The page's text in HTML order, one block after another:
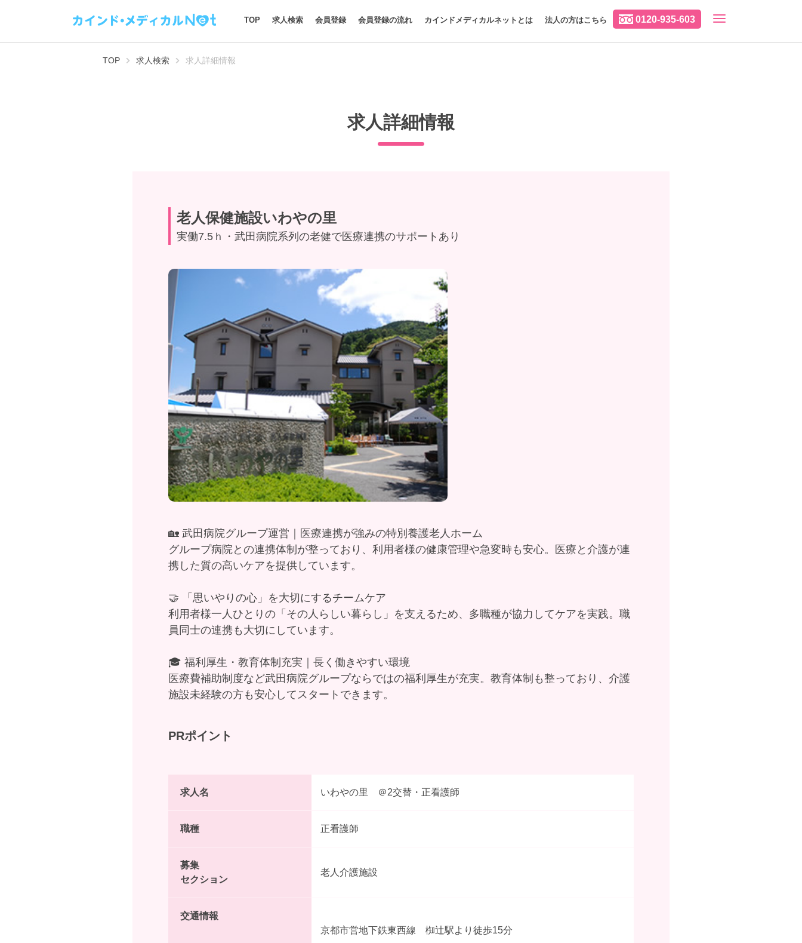
0120-935-603
TOP 求人検索 会員登録 会員登録の流れ カインドメディカルネットとは 法人の方はこちら
TOP 求人検索 求人詳細情報
求人詳細情報
老人保健施設いわやの里
実働7.5ｈ・武田病院系列の老健で医療連携のサポートあり
🏡 武田病院グループ運営｜医療連携が強みの特別養護老人ホーム
グループ病院との連携体制が整っており、利用者様の健康管理や急変時も安心。医療と介護が連
携した質の高いケアを提供しています。
🤝 「思いやりの心」を大切にするチームケア
利用者様一人ひとりの「その人らしい暮らし」を支えるため、多職種が協力してケアを実践。職
員同士の連携も大切にしています。
🎓 福利厚生・教育体制充実｜長く働きやすい環境
医療費補助制度など武田病院グループならではの福利厚生が充実。教育体制も整っており、介護
施設未経験の方も安心してスタートできます。
PRポイント
求人名 いわやの里 ＠2交替・正看護師
職種 正看護師
募集
セクション
老人介護施設
交通情報
京都市営地下鉄東西線 椥辻駅より徒歩15分